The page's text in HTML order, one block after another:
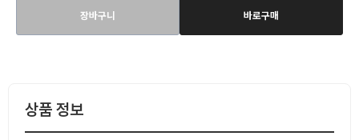
장바구니 바로구매
상품 정보